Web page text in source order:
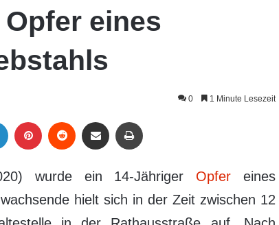
eines
0 1 Minute Lesezeit
wurde ein 14-Jähriger Opfer eines
hielt sich in der Zeit zwischen 12